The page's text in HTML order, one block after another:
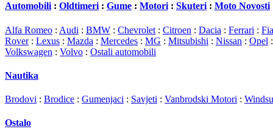
Automobili : Oldtimeri : Gume : Motori : Skuteri : Moto Novosti
Alfa Romeo : Audi : BMW : Chevrolet : Citroen : Dacia : Ferrari :
Rover: Lexus : Mazda : Mercedes : MG : Mitsubishi : Nissan : Opel
Volkswagen : Volvo : Ostali automobili
Nautika
Brodovi : Brodice : Gumenjaci : Savjeti : Vanbrodski Motori :
Ostalo